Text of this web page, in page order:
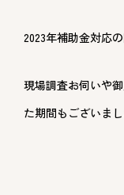
2023年補助金対応の
現場調査お伺いや
た期間もございまし